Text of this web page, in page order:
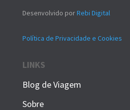
Desenvolvido porRebi Digital
Política de Privacidade e Cookies
LINKS
Blog de Viagem
Sobre